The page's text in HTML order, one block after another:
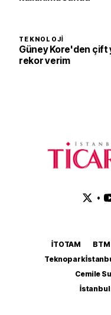
TEKNOLOJI
Güney Kore'den
rekor verim
•
İTOTAM BTM
Teknopark
Cemile